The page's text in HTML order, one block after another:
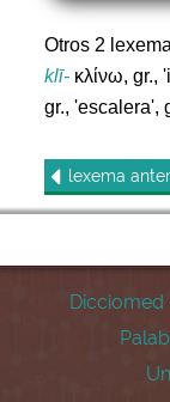
Otros 2
klī- κλίνω,
gr., 'escalera',
lexema
Dicciomed